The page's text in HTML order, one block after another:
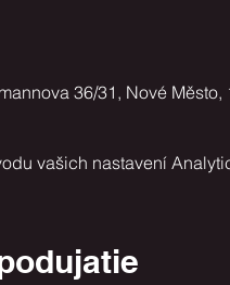
36/31, Nové Město,
vašich nastavení